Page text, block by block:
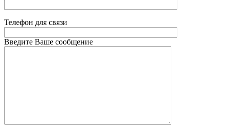
Телефон для связи
Введите Ваше сообщение